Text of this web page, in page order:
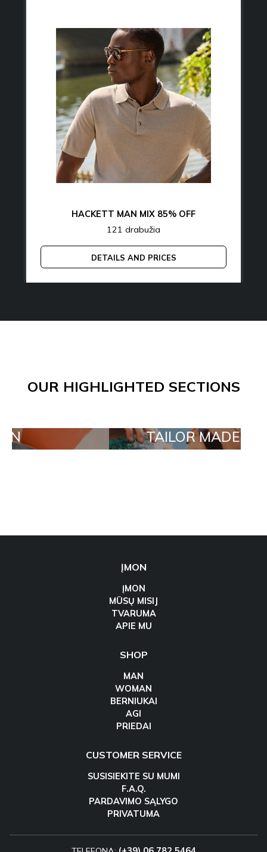
HACKETT MAN MIX 85% OFF
121 drabužia
DETAILS AND PRICES
OUR HIGHLIGHTED SECTIONS
TAILOR MADE ORDERS
ĮMON
ĮMON
MŪSŲ MISIJ
TVARUMA
APIE MU
SHOP
MAN
WOMAN
BERNIUKAI
AGI
PRIEDAI
CUSTOMER SERVICE
SUSISIEKITE SU MUMI
F.A.Q.
PARDAVIMO SĄLYGO
PRIVATUMA